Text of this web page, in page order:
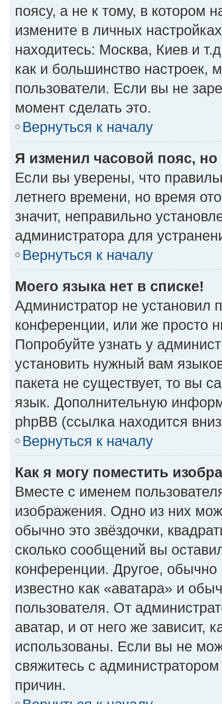
поясу, а не к тому, в котором
измените в личных
находитесь: Москва, Киев и
как и большинство настроек,
пользователи. Если вы не
момент сделать это.
Вернуться к началу
Я изменил часовой пояс,
Если вы уверены, что
летнего времени, но время
значит, неправильно
администратора для
Вернуться к началу
Моего языка нет в списке!
Администратор не установил
конференции, или же просто
Попробуйте узнать у
установить нужный вам
пакета не существует, то вы
язык. Дополнительную
phpBB (ссылка находится
Вернуться к началу
Как я могу поместить
Вместе с именем
изображения. Одно из них
обычно это звёздочки,
сколько сообщений вы
конференции. Другое,
известно как «аватара» и
пользователя. От
аватар, и от него же зависит,
использованы. Если вы не
свяжитесь с
причин.